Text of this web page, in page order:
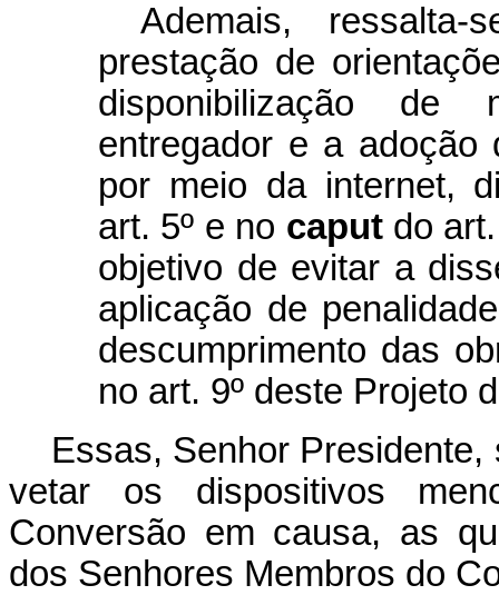
Ademais,
prestação de
disponibilização de
entregador e a adoção
por meio da internet,
art. 5º e no caputdo art.
objetivo de evitar a
aplicação de
descumprimento das
no art. 9º deste Projeto
Essas, Senhor
vetar os dispositivos
Conversão em causa, as
dos Senhores Membros do